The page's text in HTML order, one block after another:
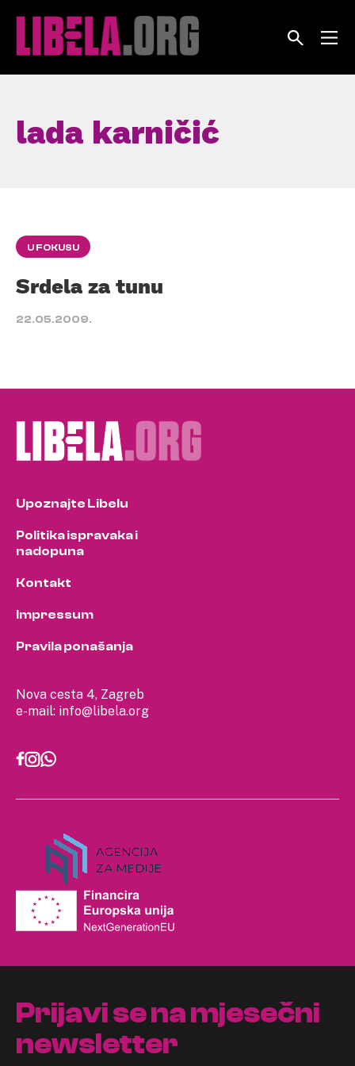
lada karničić
U FOKUSU
Srdela za tunu
22.05.2009.
Nova cesta 4, Zagreb
e-mail: info@libela.org
Upoznajte Libelu
Politika ispravaka i
nadopuna
Kontakt
Impressum
Pravila ponašanja
Prijavi se na mjesečni
newsletter